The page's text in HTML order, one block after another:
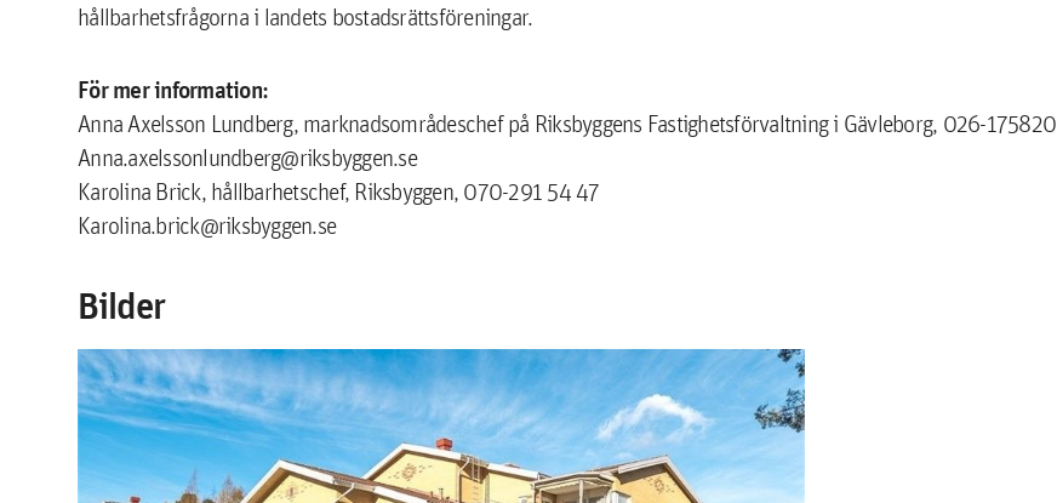
hållbarhetsfrågorna i landets bostadsrättsföreningar.
För mer information:
Anna Axelsson Lundberg, marknadsområdeschef på Riksbyggens Fastighetsförvaltning i Gävleborg, 026-175820
Anna.axelssonlundberg@riksbyggen.se
Karolina Brick, hållbarhetschef, Riksbyggen, 070-291 54 47
Karolina.brick@riksbyggen.se
Bilder